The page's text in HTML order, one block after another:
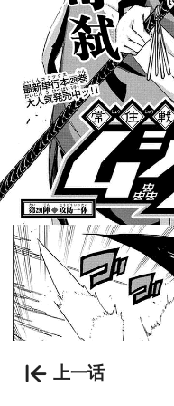
上一话